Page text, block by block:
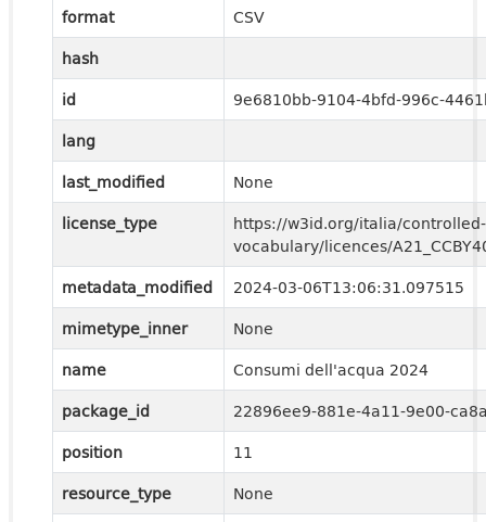
format
CSV
hash
id
9e6810bb-9104-4bfd-996c-
lang
last_modified
None
license_type
https://w3id.org/italia/controlled-
vocabulary/licences/
metadata_modified
2024-03-06T13:06:31.097515
mimetype_inner
None
name
Consumi dell'acqua 2024
package_id
22896ee9-881e-4a11-9e00-
position
11
resource_type
None